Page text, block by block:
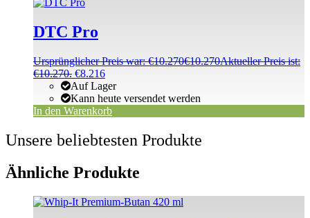
DTC Pro
Ursprünglicher Preis war: €10.270€10.270Aktueller Preis ist:
€10.270. €8.216
Auf Lager
Kann heute versendet werden
In den Warenkorb
Unsere beliebtesten Produkte
Ähnliche Produkte